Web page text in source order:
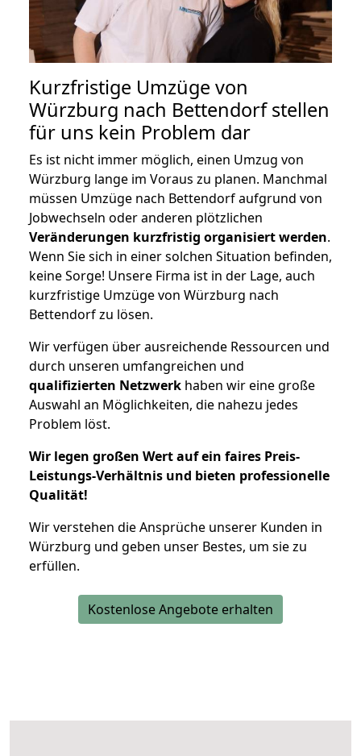
Kurzfristige Umzüge von
Würzburg nach Bettendorf stellen
für uns kein Problem dar
Es ist nicht immer möglich, einen Umzug von
Würzburg lange im Voraus zu planen. Manchmal
müssen Umzüge nach Bettendorf aufgrund von
Jobwechseln oder anderen plötzlichen
Veränderungen kurzfristig organisiert werden.
Wenn Sie sich in einer solchen Situation befinden,
keine Sorge! Unsere Firma ist in der Lage, auch
kurzfristige Umzüge von Würzburg nach
Bettendorf zu lösen.
Wir verfügen über ausreichende Ressourcen und
durch unseren umfangreichen und
qualifizierten Netzwerk haben wir eine große
Auswahl an Möglichkeiten, die nahezu jedes
Problem löst.
Wir legen großen Wert auf ein faires Preis-
Leistungs-Verhältnis und bieten professionelle
Qualität!
Wir verstehen die Ansprüche unserer Kunden in
Würzburg und geben unser Bestes, um sie zu
erfüllen.
Kostenlose Angebote erhalten